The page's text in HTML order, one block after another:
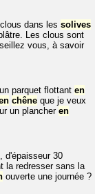
dans les solives
Les clous sont
vous, à savoir
parquet flottant en
chêne que je veux
un plancher en
d'épaisseur 30
la redresser sans la
ouverte une journée ?